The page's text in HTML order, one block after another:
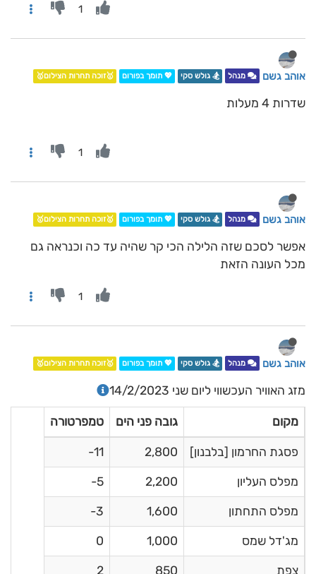
1
אוהב גשם מנהל 🏂 גולש סקי 💖 תומך בפורום 🥇זוכה תחרות הצילום🥇
שדרות 4 מעלות
1
אוהב גשם מנהל 🏂 גולש סקי 💖 תומך בפורום 🥇זוכה תחרות הצילום🥇
אפשר לסכם שזה הלילה הכי קר שהיה עד כה וכנראה גם
מכל העונה הזאת
1
אוהב גשם מנהל 🏂 גולש סקי 💖 תומך בפורום 🥇זוכה תחרות הצילום🥇
מזג האוויר העכשווי ליום שני 14/2/2023
מקום גובה פני הים טמפרטורה
פסגת החרמון [בלבנון] 2,800
11-
מפלס העליון 2,200
5-
מפלס התחתון 1,600
3-
מג'דל שמס 1,000
0
צפת 850
2